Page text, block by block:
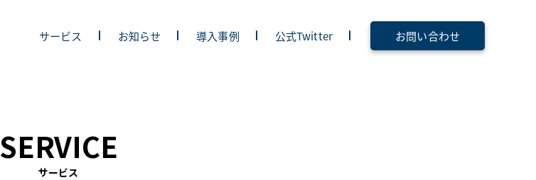
サービス お知らせ 導入事例 公式Twitter お問い合わせ
SERVICE
サービス